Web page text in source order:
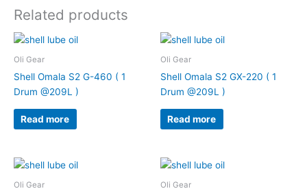
Related products
Oli Gear
Shell Omala S2 G-460 ( 1
Drum @209L )
Read more
Oli Gear
Shell Omala S2 GX-220 ( 1
Drum @209L )
Read more
Oli Gear Oli Gear